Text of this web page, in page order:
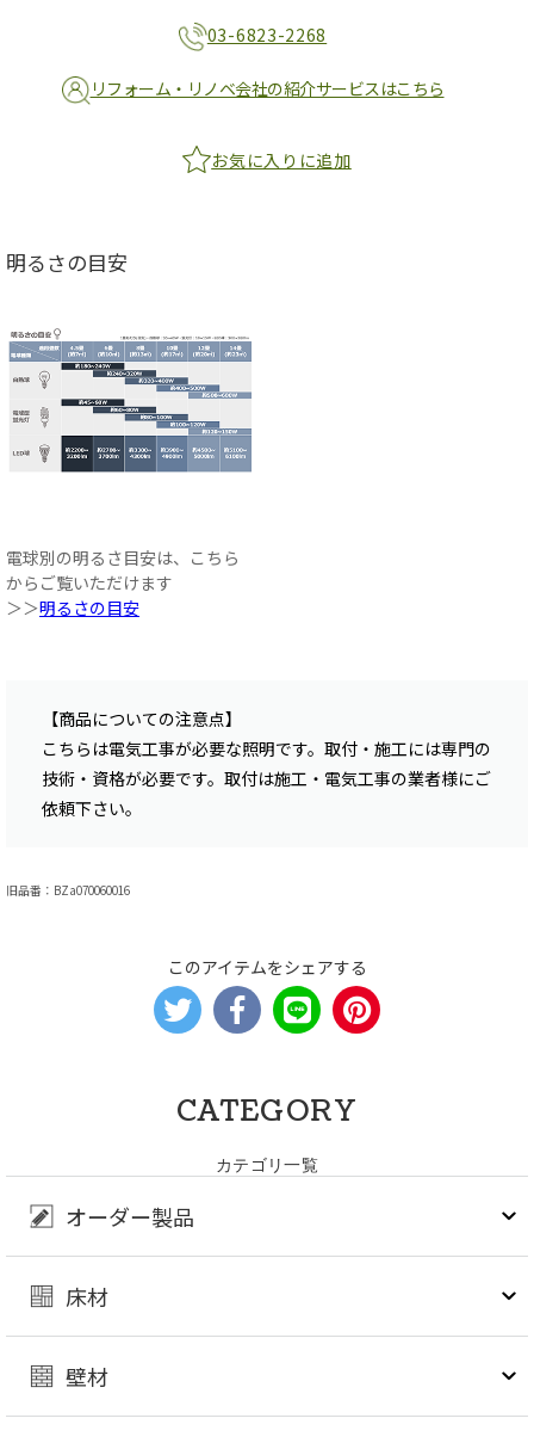
03-6823-2268
リフォーム・リノベ会社の紹介サービスはこちら
お気に入りに追加
明るさの目安
電球別の明るさ目安は、こちら
からご覧いただけます
＞＞明るさの目安
【商品についての注意点】
こちらは電気工事が必要な照明です。取付・施工には専門の
技術・資格が必要です。取付は施工・電気工事の業者様にご
依頼下さい。
旧品番：BZa070060016
このアイテムをシェアする
CATEGORY
カテゴリ一覧
オーダー製品
床材
壁材